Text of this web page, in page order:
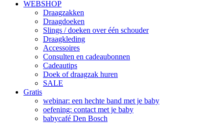
WEBSHOP
Draagzakken
Draagdoeken
Slings / doeken over één schouder
Draagkleding
Accessoires
Consulten en cadeaubonnen
Cadeautips
Doek of draagzak huren
SALE
Gratis
webinar: een hechte band met je baby
oefening: contact met je baby
babycafé Den Bosch